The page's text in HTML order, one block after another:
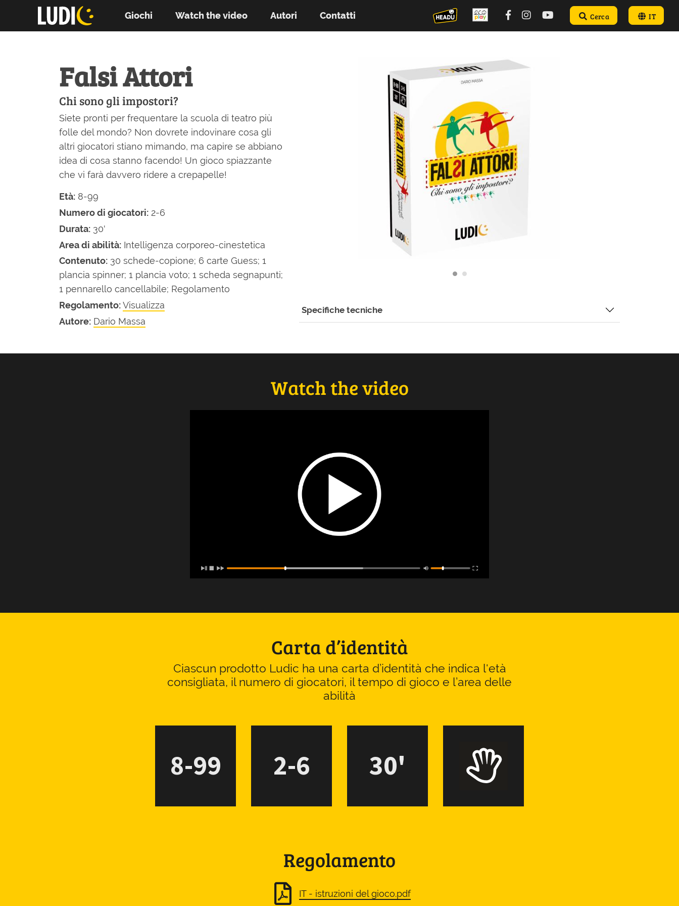
Giochi Watch the video Autori Contatti Cerca IT
Falsi Attori
Chi sono gli impostori?
Siete pronti per frequentare la scuola di teatro più
folle del mondo? Non dovrete indovinare cosa gli
altri giocatori stiano mimando, ma capire se abbiano
idea di cosa stanno facendo! Un gioco spiazzante
che vi farà davvero ridere a crepapelle!
Età: 8-99
Numero di giocatori: 2-6
Durata: 30'
Area di abilità: Intelligenza corporeo-cinestetica
Contenuto: 30 schede-copione; 6 carte Guess; 1
plancia spinner; 1 plancia voto; 1 scheda segnapunti;
1 pennarello cancellabile; Regolamento
Regolamento:Visualizza
Autore: Dario Massa
Specifiche tecniche
Watch the video
Carta d’identità
Ciascun prodotto Ludic ha una carta d’identità che indica l'età
consigliata, il numero di giocatori, il tempo di gioco e l’area delle
abilità
8-99 2-6 30'
Regolamento
IT - istruzioni del gioco.pdf